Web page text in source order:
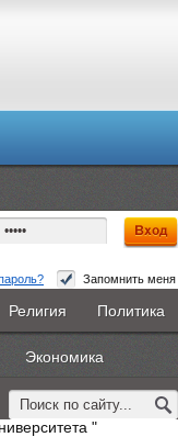
Запомнить меня
КНИГИ ВестиNet
Религия Политика
Экономика
В филиале "Тюменского
государственного
"